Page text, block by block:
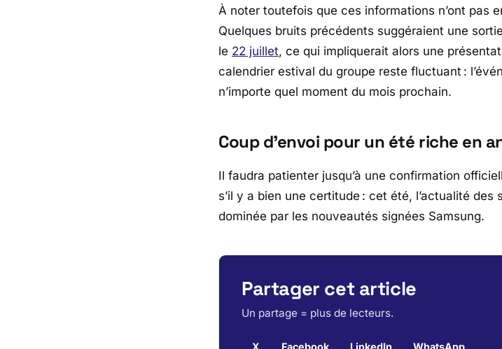
À noter toutefois que ces informations n’ont pas
Quelques bruits précédents suggéraient une
le 22 juillet, ce qui impliquerait alors une
calendrier estival du groupe reste fluctuant :
n’importe quel moment du mois prochain.
Coup d’envoi pour un été riche en
Il faudra patienter jusqu’à une confirmation
s’il y a bien une certitude : cet été, l’actualité
dominée par les nouveautés signées Samsung.
Partager cet article
Un partage = plus de lecteurs.
X Facebook LinkedIn WhatsApp